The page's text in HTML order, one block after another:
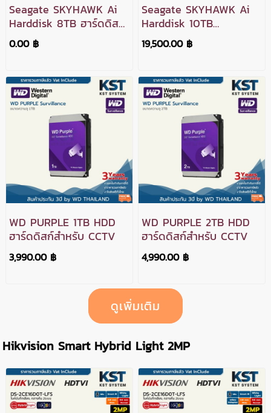
Seagate SKYHAWK Ai
Harddisk 8TB ฮาร์ดดิสก์
สำหรับ CCTV
0.00 ฿
Seagate SKYHAWK Ai
Harddisk 10TB
ฮาร์ดดิสก์สำหรับ CCTV
19,500.00 ฿
WD PURPLE 1TB HDD
ฮาร์ดดิสก์สำหรับ CCTV
3,990.00 ฿
WD PURPLE 2TB HDD
ฮาร์ดดิสก์สำหรับ CCTV
4,990.00 ฿
ดูเพิ่มเติม
Hikvision Smart Hybrid Light 2MP